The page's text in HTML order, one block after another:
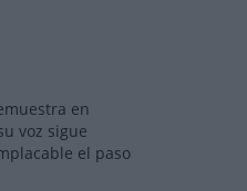
en
voz sigue
el paso